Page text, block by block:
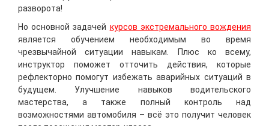
разворота!
Но основной задачей курсов экстремального вождения
является обучением необходимым во время
чрезвычайной ситуации навыкам. Плюс ко всему,
инструктор поможет отточить действия, которые
рефлекторно помогут избежать аварийных ситуаций в
будущем. Улучшение навыков водительского
мастерства, а также полный контроль над
возможностями автомобиля – всё это получит человек